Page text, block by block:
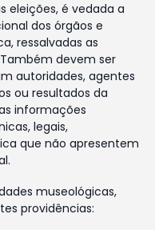
eleições, é vedada a
dos órgãos e
ressalvadas as
devem ser
autoridades, agentes
ou resultados da
informações
legais,
que não apresentem
museológicas,
providências: